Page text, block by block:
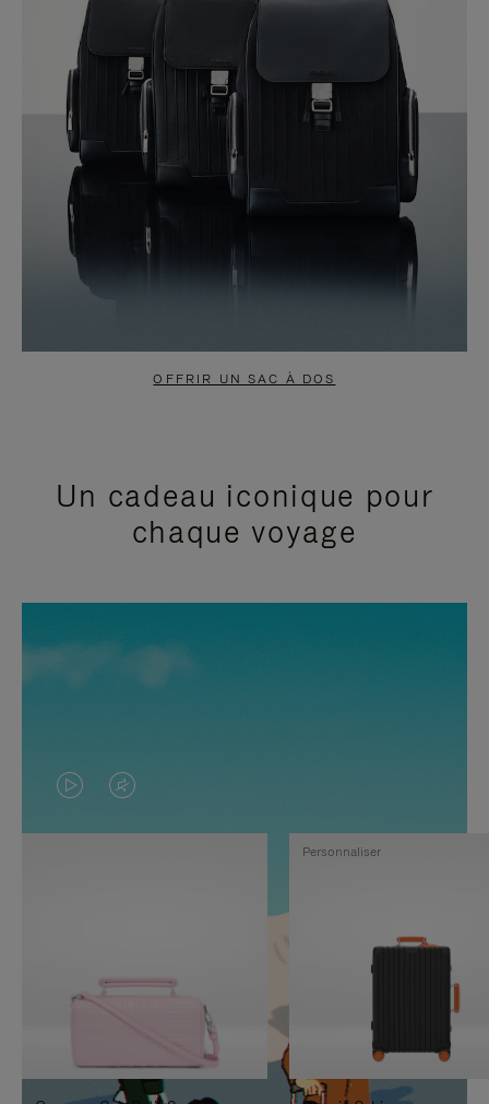
OFFRIR UN SAC À DOS
Un cadeau iconique pour
chaque voyage
LA
VIDÉO
PAUSE,
APPUYEZ
SUR
LE
SON
DÉSACTIVÉ.
VEUILLEZ
Personnaliser